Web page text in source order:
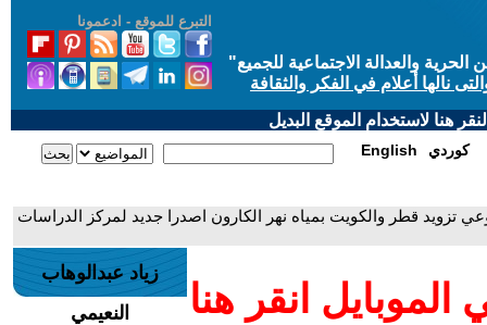
التبرع للموقع - ادعمونا
والعدالة الاجتماعية للجميع"
نالها أعلام في الفكر والثقافة
هنا لاستخدام الموقع البديل
English كوردي
تزويد قطر والكويت بمياه نهر الكارون اصدرا جديد لمركز الدراسات
انقر هنا
زياد عبدالوهاب
النعيمي